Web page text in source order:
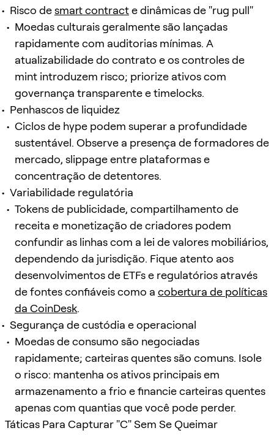
Risco desmart contracte dinâmicas de "rug pull"
Moedas culturais geralmente são lançadas
rapidamente com auditorias mínimas. A
atualizabilidade do contrato e os controles de
mint introduzem risco; priorize ativos com
governança transparente e timelocks.
Penhascos de liquidez
Ciclos de hype podem superar a profundidade
sustentável. Observe a presença de formadores de
mercado, slippage entre plataformas e
concentração de detentores.
Variabilidade regulatória
Tokens de publicidade, compartilhamento de
receita e monetização de criadores podem
confundir as linhas com a lei de valores mobiliários,
dependendo da jurisdição. Fique atento aos
desenvolvimentos de ETFs e regulatórios através
de fontes confiáveis como a cobertura de políticas
da CoinDesk.
Segurança de custódia e operacional
Moedas de consumo são negociadas
rapidamente; carteiras quentes são comuns. Isole
o risco: mantenha os ativos principais em
armazenamento a frio e financie carteiras quentes
apenas com quantias que você pode perder.
Táticas Para Capturar "C" Sem Se Queimar